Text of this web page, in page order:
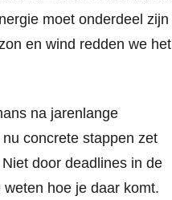
moet onderdeel zijn
en wind redden we het
na jarenlange
concrete stappen zet
door deadlines in de
hoe je daar komt.